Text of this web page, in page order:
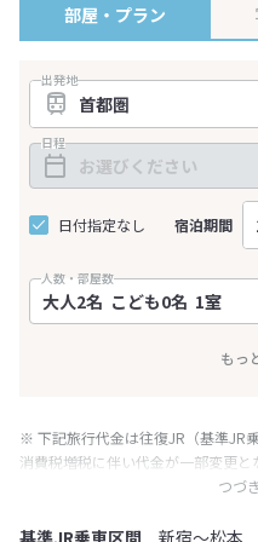
部屋・プラン
出発地
日程
日付指定なし 宿泊期間
人数・部屋数
もっ
つづ
※ 下記旅行代金は往復JR（基準JR
消費税増税に伴い代金が一部変更と
※ 表示されている旅行代金・プラ
基準JR乗車区間 新宿～松本